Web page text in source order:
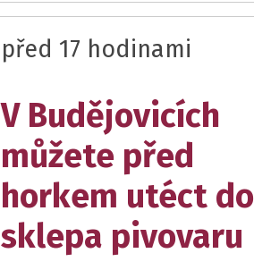
před 17 hodinami
V Budějovicích
můžete před
horkem utéct do
sklepa pivovaru